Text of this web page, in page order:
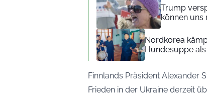
Trump
können uns
Nordkorea
Hundesuppe als
Finnlands Präsident Alexander
Frieden in der Ukraine derzeit